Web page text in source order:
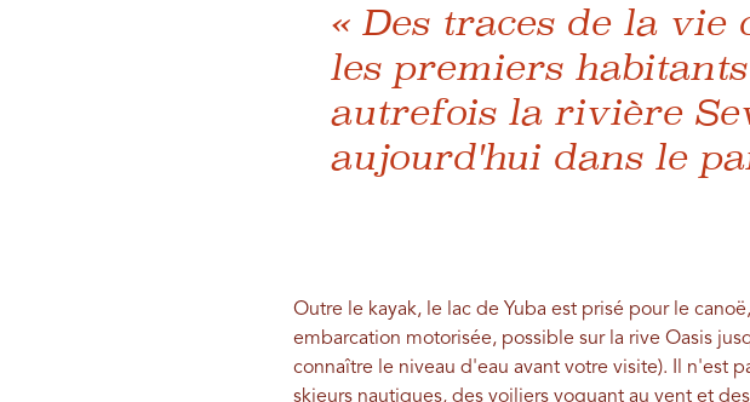
« Des traces de la
les premiers
autrefois la rivière
aujourd'hui dans le
Outre le kayak, le lac de Yuba est prisé pour le
embarcation motorisée, possible sur la rive Oasis
connaître le niveau d'eau avant votre visite). Il n'est
skieurs nautiques, des voiliers voguant au vent et